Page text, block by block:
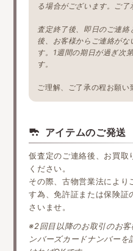
る場合がございます。ご了
査定終了後、即日のご連
後、お客様からご連絡がな
す。1週間の期日が過ぎ次
す。
ご理解、ご了承の程お願い
アイテムのご発送
仮査定のご連絡後、お買取
ください。
その際、古物営業法により
す為、免許証または保険証
さいませ。
※2回目以降のお取引のお
ンバーズカードナンバー